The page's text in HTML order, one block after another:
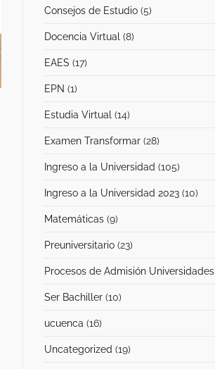
Consejos de Estudio (5)
Docencia Virtual (8)
EAES (17)
EPN (1)
Estudia Virtual (14)
Examen Transformar (28)
Ingreso a la Universidad (105)
Ingreso a la Universidad 2023 (10)
Matemáticas (9)
Preuniversitario (23)
Procesos de Admisión Universidades
Ser Bachiller (10)
ucuenca (16)
Uncategorized (19)